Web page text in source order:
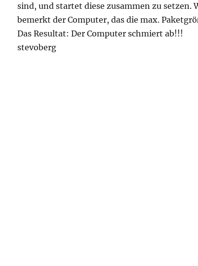
sind, und startet diese zusammen zu setzen.
bemerkt der Computer, das die max.
Das Resultat: Der Computer schmiert ab!!!
stevoberg